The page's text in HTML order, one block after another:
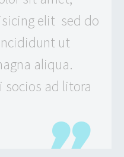
elit sed do
ut
aliqua.
ad litora